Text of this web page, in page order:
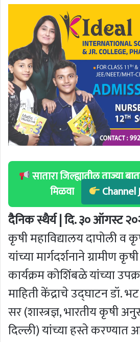
सातारा जिल्ह्यातील ताज्या
मिळवा
Channel
दैनिक स्थैर्य | दि. ३० ऑगस्ट
कृषी महाविद्यालय दापोली व
यांच्या मार्गदर्शनाने ग्रामीण
कार्यक्रम कोशिंबळे यांच्या
माहिती केंद्राचे उद्घाटन डॉ.
सर (शास्त्रज्ञ, भारतीय कृषी
दिल्ली) यांच्या हस्ते करण्यात